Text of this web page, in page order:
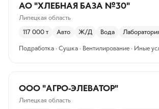
АО "ХЛЕБНАЯ БАЗА №30"
Липецкая область
117 000 т Авто Ж/Д Вода
Подработка · Сушка · Вентилирование · Иные
ООО "АГРО-ЭЛЕВАТОР"
Липецкая область